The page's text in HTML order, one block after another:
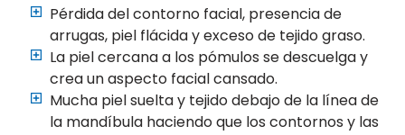
Pérdida del contorno facial, presencia de
arrugas, piel flácida y exceso de tejido graso.
La piel cercana a los pómulos se descuelga y
crea un aspecto facial cansado.
Mucha piel suelta y tejido debajo de la línea de
la mandíbula haciendo que los contornos y las